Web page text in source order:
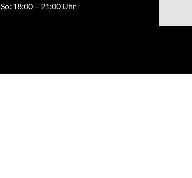
So: 18:00 – 21:00 Uhr